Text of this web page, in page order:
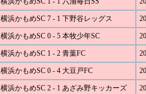
横浜かもめSC 7 - 1 下野谷レッグス
横浜かもめSC 0 - 5 本牧少年SC
横浜かもめSC 1 - 2 青葉FC
横浜かもめSC 0 - 4 大豆戸FC
横浜かもめSC 2 - 1 あざみ野キッカーズ